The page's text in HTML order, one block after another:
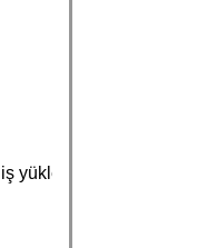
altında son